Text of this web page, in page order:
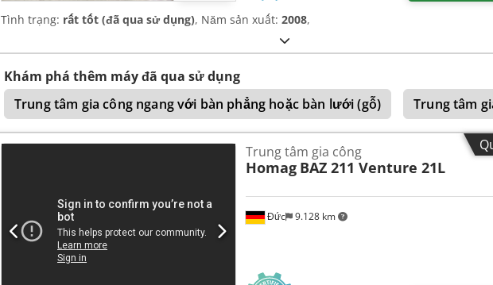
Tình trạng: rất tốt (đã qua sử dụng), Năm sản xuất: 2008,
Khám phá thêm máy đã qua sử dụng
Trung tâm gia công ngang với bàn phẳng hoặc bàn lưới (gỗ)
Trung tâm
Đức 9.128 km
Trung tâm gia công
Homag BAZ 211 Venture 21L